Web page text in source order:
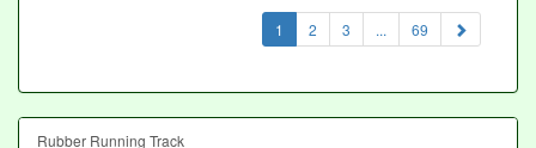
1 (current)
2 3 ... 69
Rubber Running Track